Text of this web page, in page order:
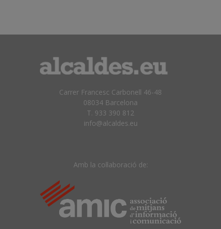
Carrer Francesc Carbonell 46-48
08034 Barcelona
T. 933 390 812
info@alcaldes.eu
Amb la col·laboració de: